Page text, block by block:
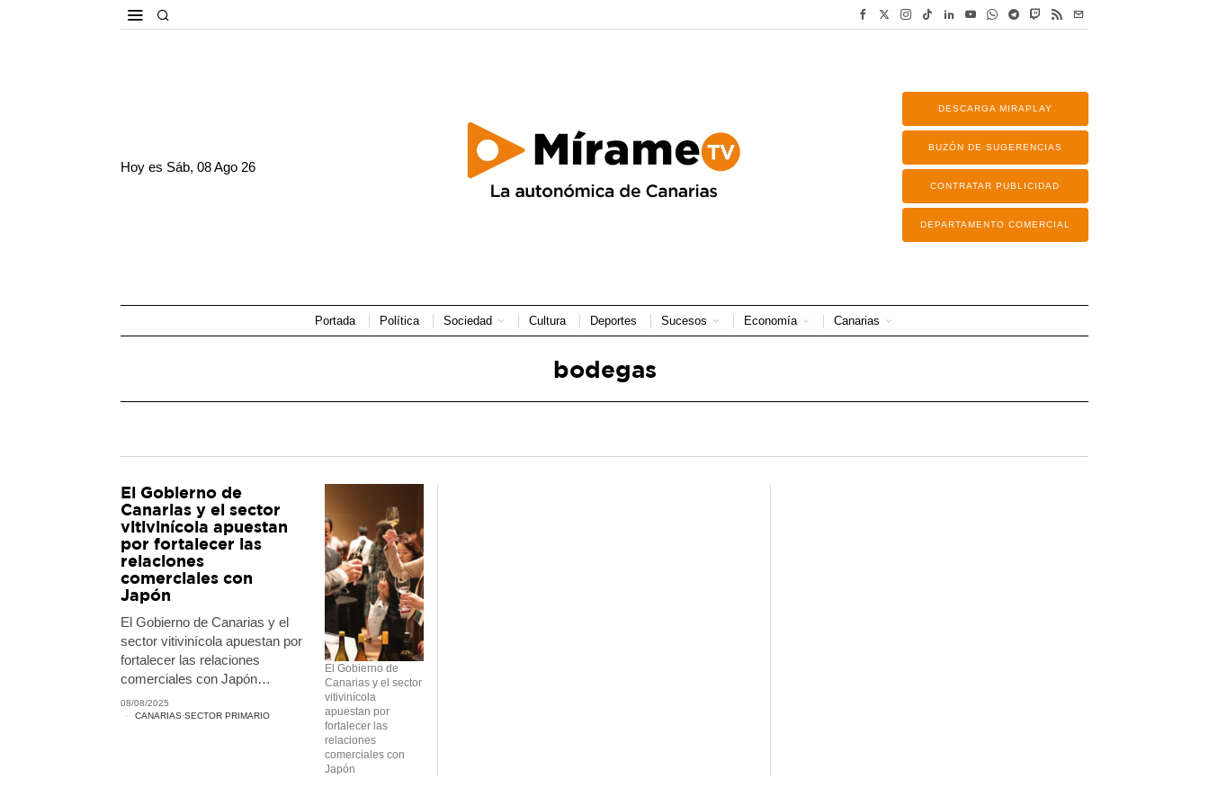
Hoy es Sáb, 08 Ago 26
DESCARGA MIRAPLAY
BUZÓN DE SUGERENCIAS
CONTRATAR PUBLICIDAD
DEPARTAMENTO COMERCIAL
Portada Política Sociedad Cultura Deportes Sucesos Economía Canarias
bodegas
El Gobierno de
Canarias y el sector
vitivinícola
apuestan por
fortalecer las
relaciones
comerciales con
Japón
El Gobierno de
Canarias y el sector
vitivinícola apuestan
por fortalecer las
relaciones
comerciales con
Japón
El Gobierno de Canarias y el
sector vitivinícola apuestan por
fortalecer las relaciones
comerciales con Japón…
08/08/2025
CANARIAS·SECTOR PRIMARIO